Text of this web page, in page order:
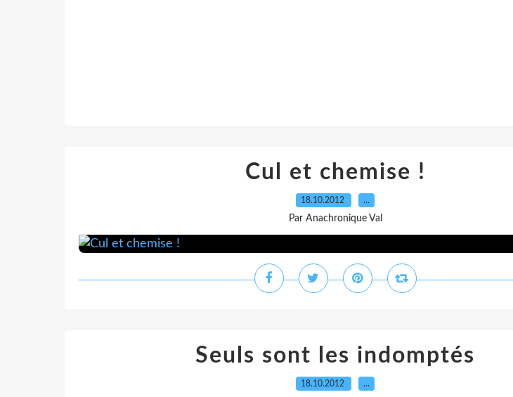
Cul et chemise !
18.10.2012 …
Par Anachronique Val
Seuls sont les indomptés
18.10.2012 …